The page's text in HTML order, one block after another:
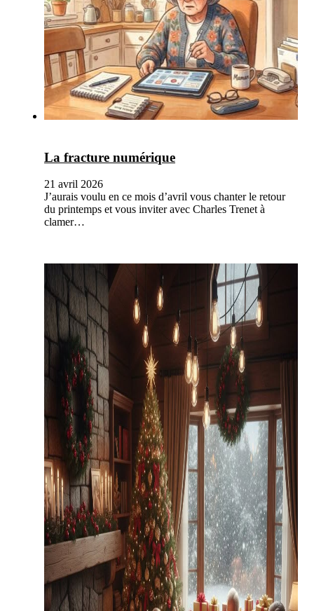
La fracture numérique
21 avril 2026
J’aurais voulu en ce mois d’avril vous chanter le retour
du printemps et vous inviter avec Charles Trenet à
clamer…